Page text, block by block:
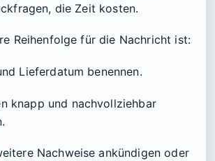
die Zeit kosten.
Reihenfolge für die Nachricht ist:
Lieferdatum benennen.
knapp und nachvollziehbar
Nachweise ankündigen oder